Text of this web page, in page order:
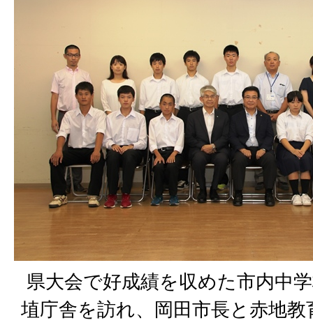
県大会で好成績を収めた市内中
埴庁舎を訪れ、岡田市長と赤地